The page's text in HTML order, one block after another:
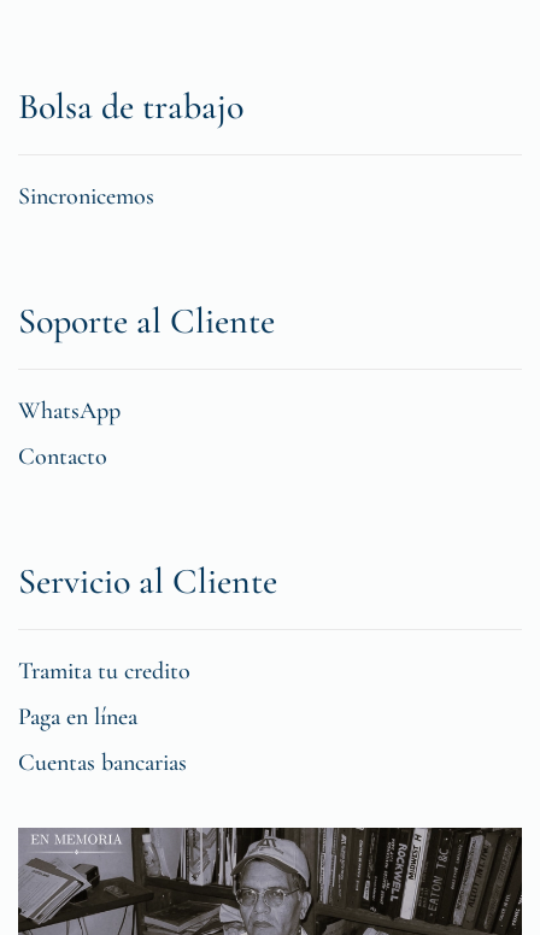
Bolsa de trabajo
Sincronicemos
Soporte al Cliente
WhatsApp
Contacto
Servicio al Cliente
Tramita tu credito
Paga en línea
Cuentas bancarias